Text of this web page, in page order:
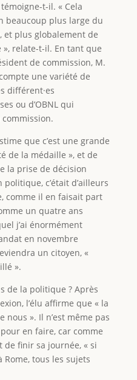
t-il. « Cela
beaucoup plus large du
et plus globalement de
relate-t-il. En tant que
de commission, M.
une variété de
différent·es
ou d’OBNL qui
que c’est une grande
de la médaille », et de
la prise de décision
politique, c’était d’ailleurs
comme il en faisait part
un quatre ans
j’ai énormément
en novembre
un citoyen, «
».
de la politique ? Après
l’élu affirme que « la
». Il n’est même pas
en faire, car comme
de finir sa journée, « si
tous les sujets